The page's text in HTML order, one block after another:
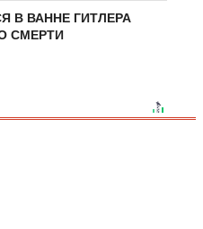
В ВАННЕ ГИТЛЕРА
СМЕРТИ